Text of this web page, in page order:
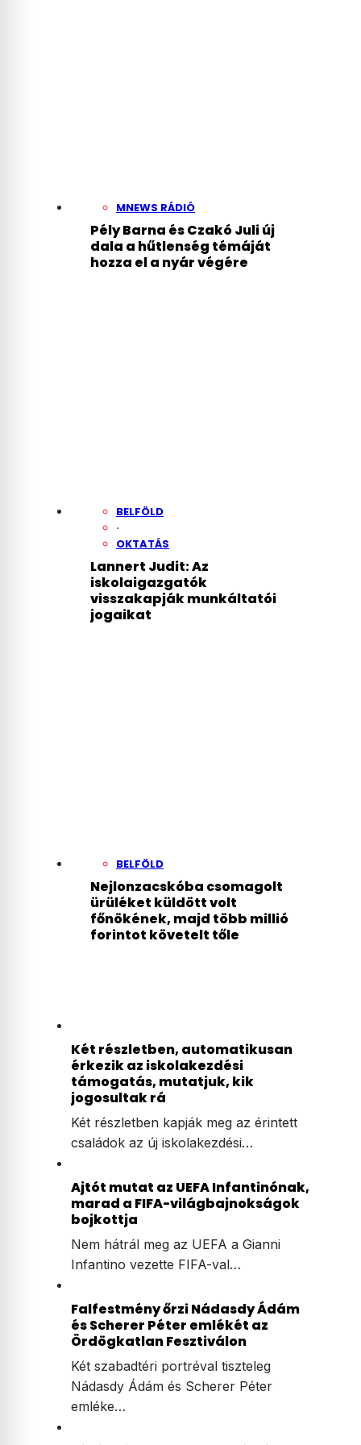
MNEWS RÁDIÓ
Pély Barna és Czakó Juli új
dala a hűtlenség témáját
hozza el a nyár végére
BELFÖLD
·
OKTATÁS
Lannert Judit: Az
iskolaigazgatók
visszakapják munkáltatói
jogaikat
BELFÖLD
Nejlonzacskóba csomagolt
ürüléket küldött volt
főnökének, majd több millió
forintot követelt tőle
Két részletben, automatikusan
érkezik az iskolakezdési
támogatás, mutatjuk, kik
jogosultak rá
Két részletben kapják meg az érintett
családok az új iskolakezdési…
Ajtót mutat az UEFA Infantinónak,
marad a FIFA-világbajnokságok
bojkottja
Nem hátrál meg az UEFA a Gianni
Infantino vezette FIFA-val…
Falfestmény őrzi Nádasdy Ádám
és Scherer Péter emlékét az
Ördögkatlan Fesztiválon
Két szabadtéri portréval tiszteleg
Nádasdy Ádám és Scherer Péter
emléke…